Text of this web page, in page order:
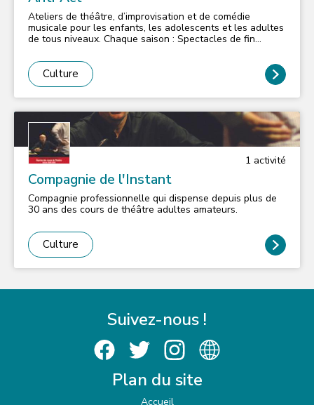
Ateliers de théâtre, d’improvisation et de comédie
musicale pour les enfants, les adolescents et les adultes
de tous niveaux. Chaque saison : Spectacles de fin
Culture
1 activité
Compagnie de l'Instant
Compagnie professionnelle qui dispense depuis plus de
30 ans des cours de théâtre adultes amateurs.
Culture
Suivez-nous !
Plan du site
Accueil